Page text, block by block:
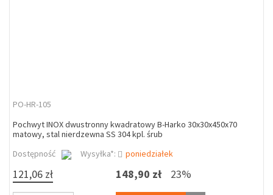
PO-HR-105
Pochwyt INOX dwustronny kwadratowy B-Harko 30x30x450x70
matowy, stal nierdzewna SS 304 kpl. śrub
Dostępność
Wysyłka*: poniedziałek
121,06 zł 148,90 zł 23%